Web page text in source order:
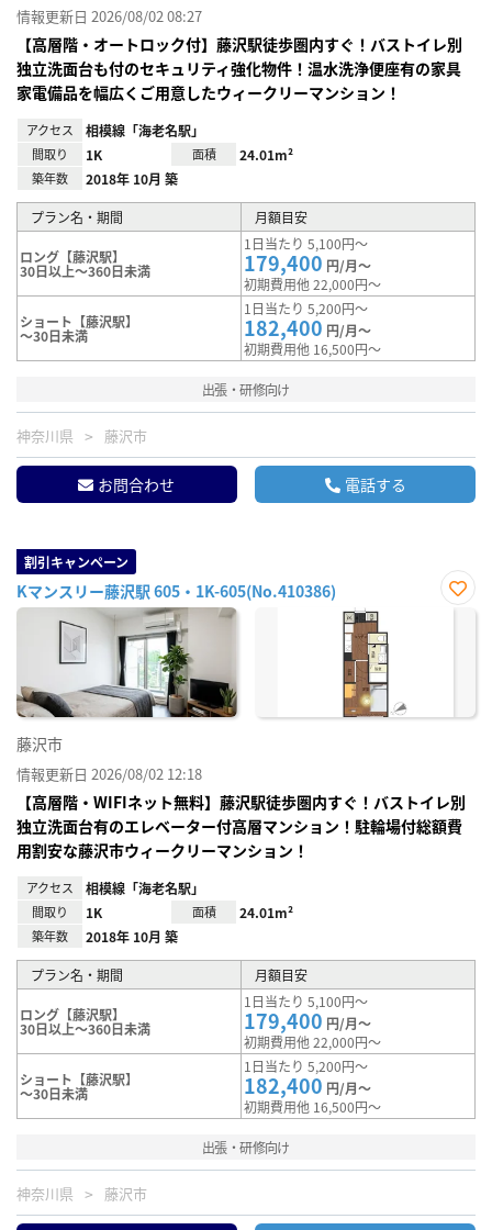
情報更新日 2026/08/02 08:27
【高層階・オートロック付】藤沢駅徒歩圏内すぐ！バストイレ別
独立洗面台も付のセキュリティ強化物件！温水洗浄便座有の家具
家電備品を幅広くご用意したウィークリーマンション！
アクセス 相模線「海老名駅」
間取り 1K 面積 24.01m²
築年数 2018年 10月 築
プラン名・期間 月額目安
ロング【藤沢駅】
30日以上～360日未満
1日当たり 5,100円～
179,400 円/月～
初期費用他 22,000円～
ショート【藤沢駅】
～30日未満
1日当たり 5,200円～
182,400 円/月～
初期費用他 16,500円～
出張・研修向け
神奈川県 藤沢市
お問合わせ 電話する
割引キャンペーン
Kマンスリー藤沢駅 605・1K-605(No.410386)
お気
藤沢市
情報更新日 2026/08/02 12:18
【高層階・WIFIネット無料】藤沢駅徒歩圏内すぐ！バストイレ別
独立洗面台有のエレベーター付高層マンション！駐輪場付総額費
用割安な藤沢市ウィークリーマンション！
アクセス 相模線「海老名駅」
間取り 1K 面積 24.01m²
築年数 2018年 10月 築
プラン名・期間 月額目安
ロング【藤沢駅】
30日以上～360日未満
1日当たり 5,100円～
179,400 円/月～
初期費用他 22,000円～
ショート【藤沢駅】
～30日未満
1日当たり 5,200円～
182,400 円/月～
初期費用他 16,500円～
出張・研修向け
神奈川県 藤沢市